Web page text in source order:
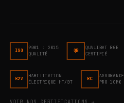
ISO
9001 : 2015
QUALITÉ
QB
QUALIBAT RGE
CERTIFIÉ
B2V
HABILITATION
ÉLECTRIQUE HT/BT
RC
ASSURANCE
PRO 10M€